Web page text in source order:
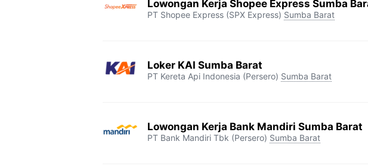
Lowongan Kerja Shopee Express Sumba
PT Shopee Express (SPX Express) Sumba Barat
Loker KAI Sumba Barat
PT Kereta Api Indonesia (Persero) Sumba Barat
Lowongan Kerja Bank Mandiri Sumba Barat
PT Bank Mandiri Tbk (Persero) Sumba Barat